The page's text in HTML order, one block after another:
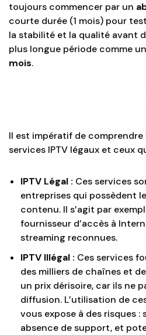
toujours commencer par un
courte durée (1 mois) pour
la stabilité et la qualité avant
plus longue période comme un
mois.
Il est impératif de
services IPTV légaux et ceux
IPTV Légal : Ces services
entreprises qui possèdent
contenu. Il s’agit par
fournisseur d’accès à
streaming reconnues.
IPTV Illégal : Ces services
des milliers de chaînes et
un prix dérisoire, car ils ne
diffusion. L’utilisation de
vous expose à des risques :
absence de support, et